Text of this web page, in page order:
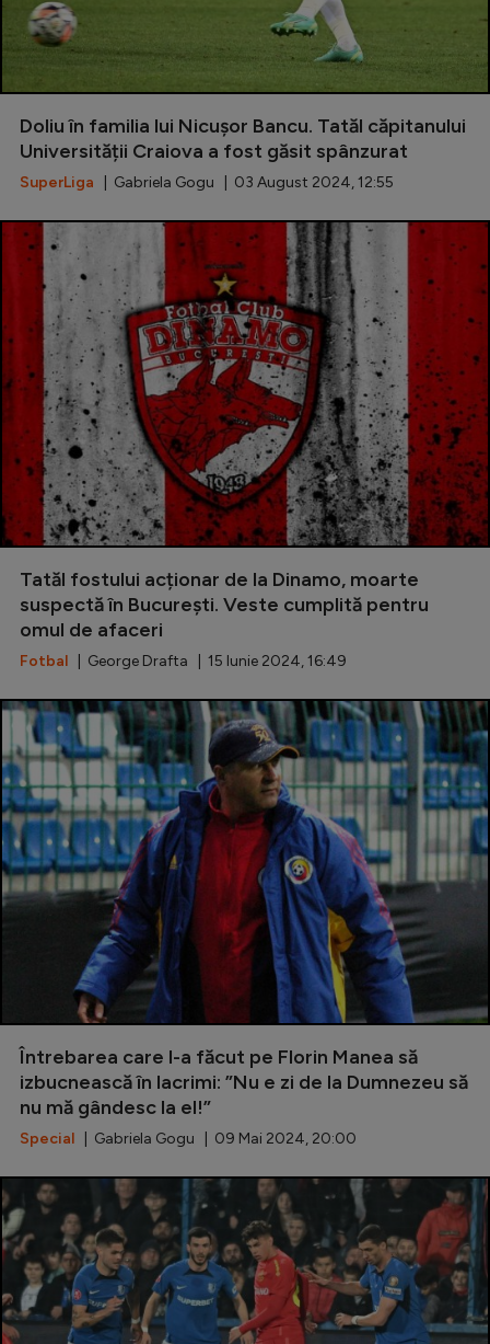
Doliu în familia lui Nicușor Bancu. Tatăl căpitanului
Universității Craiova a fost găsit spânzurat
SuperLiga | Gabriela Gogu | 03 August 2024, 12:55
Tatăl fostului acționar de la Dinamo, moarte
suspectă în București. Veste cumplită pentru
omul de afaceri
Fotbal | George Drafta | 15 Iunie 2024, 16:49
Întrebarea care l-a făcut pe Florin Manea să
izbucnească în lacrimi: ”Nu e zi de la Dumnezeu să
nu mă gândesc la el!”
Special | Gabriela Gogu | 09 Mai 2024, 20:00